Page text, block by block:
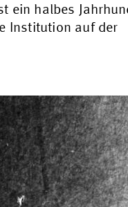
ein halbes
Institution auf der